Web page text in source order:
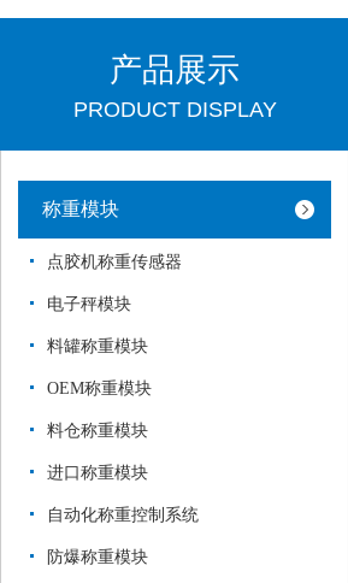
产品展示
PRODUCT DISPLAY
称重模块
点胶机称重传感器
电子秤模块
料罐称重模块
OEM称重模块
料仓称重模块
进口称重模块
自动化称重控制系统
防爆称重模块